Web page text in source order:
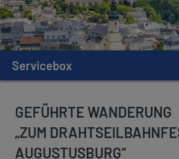
Servicebox
GEFÜHRTE WANDERUNG
„ZUM
AUGUSTUSBURG“